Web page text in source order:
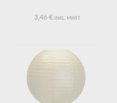
3,46 € INKL. MWST.